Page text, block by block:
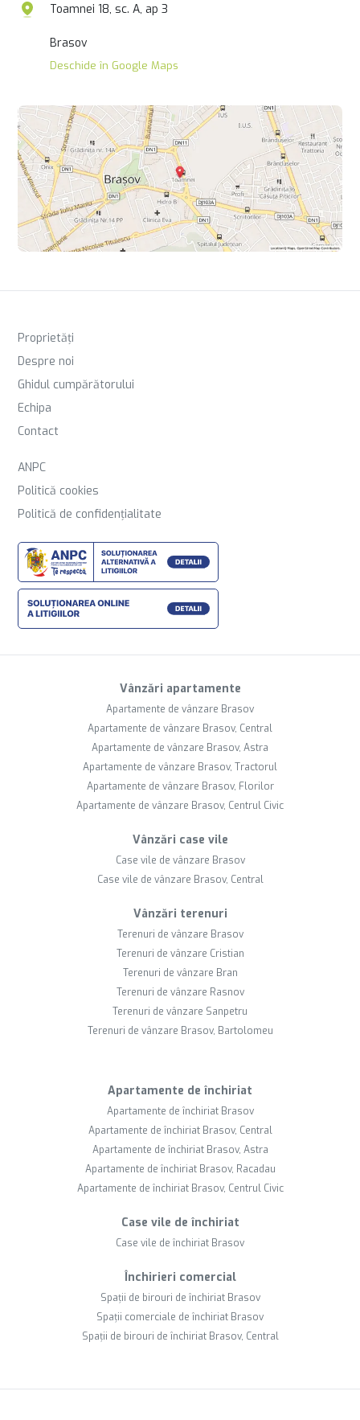
Toamnei 18, sc. A, ap 3
Brasov
Deschide în Google Maps
Proprietăți
Despre noi
Ghidul cumpărătorului
Echipa
Contact
ANPC
Politică cookies
Politică de confidențialitate
Vânzări apartamente
Apartamente de vânzare Brasov
Apartamente de vânzare Brasov, Central
Apartamente de vânzare Brasov, Astra
Apartamente de vânzare Brasov, Tractorul
Apartamente de vânzare Brasov, Florilor
Apartamente de vânzare Brasov, Centrul Civic
Vânzări case vile
Case vile de vânzare Brasov
Case vile de vânzare Brasov, Central
Vânzări terenuri
Terenuri de vânzare Brasov
Terenuri de vânzare Cristian
Terenuri de vânzare Bran
Terenuri de vânzare Rasnov
Terenuri de vânzare Sanpetru
Terenuri de vânzare Brasov, Bartolomeu
Apartamente de închiriat
Apartamente de închiriat Brasov
Apartamente de închiriat Brasov, Central
Apartamente de închiriat Brasov, Astra
Apartamente de închiriat Brasov, Racadau
Apartamente de închiriat Brasov, Centrul Civic
Case vile de închiriat
Case vile de închiriat Brasov
Închirieri comercial
Spații de birouri de închiriat Brasov
Spații comerciale de închiriat Brasov
Spații de birouri de închiriat Brasov, Central